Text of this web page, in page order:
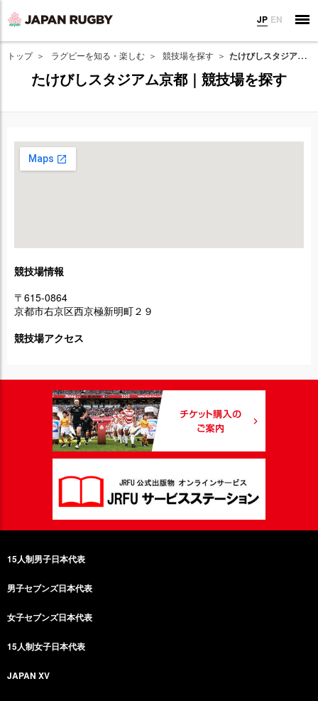
JP EN
トップ ラグビーを知る・楽しむ 競技場を探す たけびしスタジアム京都｜競技場を探す
たけびしスタジアム京都｜競技場を探す
競技場情報
〒615-0864
京都市右京区西京極新明町２９
競技場アクセス
15人制男子日本代表
男子セブンズ日本代表
女子セブンズ日本代表
15人制女子日本代表
JAPAN XV